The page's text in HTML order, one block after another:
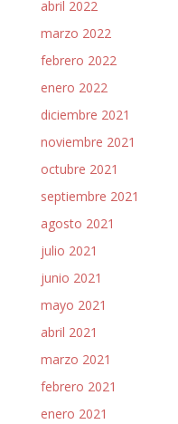
abril 2022
marzo 2022
febrero 2022
enero 2022
diciembre 2021
noviembre 2021
octubre 2021
septiembre 2021
agosto 2021
julio 2021
junio 2021
mayo 2021
abril 2021
marzo 2021
febrero 2021
enero 2021